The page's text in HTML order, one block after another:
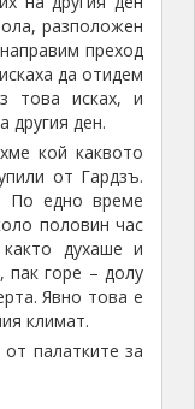
разположен
преход
да отидем
това исках, и
другия ден.
кой каквото
от Гардзъ.
По едно време
половин час
духаше и
пак горе – долу
Явно това е
климат.
палатките за